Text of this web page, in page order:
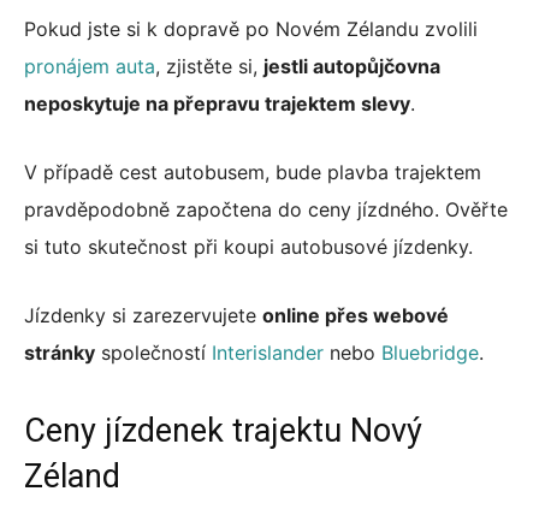
Pokud jste si k dopravě po Novém Zélandu zvolili
pronájem auta, zjistěte si, jestli autopůjčovna
neposkytuje na přepravu trajektem slevy.
V případě cest autobusem, bude plavba trajektem
pravděpodobně započtena do ceny jízdného. Ověřte
si tuto skutečnost při koupi autobusové jízdenky.
Jízdenky si zarezervujete online přes webové
stránky společností Interislander nebo Bluebridge.
Ceny jízdenek trajektu Nový
Zéland